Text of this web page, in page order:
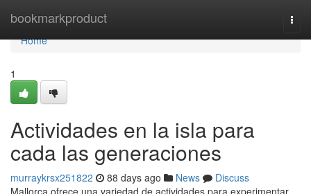
bookmarkproduct
Home
Home
1
Actividades en la isla para
cada las generaciones
murraykrsx251822 88 days ago News
Discuss
Mallorca ofrece una variedad de actividades para experimentar